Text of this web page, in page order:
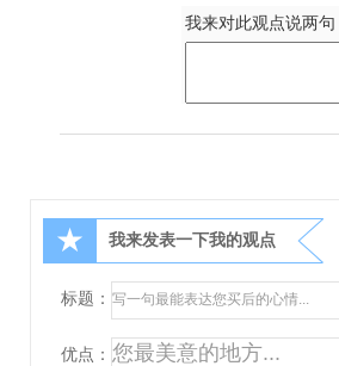
我来对此观点说两句
★ 我来发表一下我的观点
标题：
优点：